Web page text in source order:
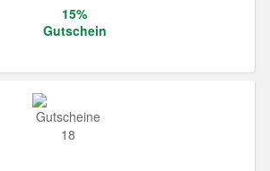
15%
Gutschein